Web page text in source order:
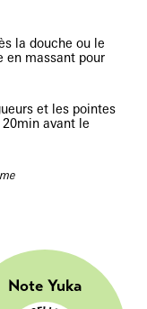
la douche ou le
en massant pour
et les pointes
avant le
Note Yuka